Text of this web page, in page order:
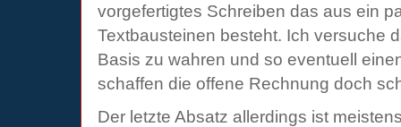
vorgefertigtes Schreiben das aus ein
Textbausteinen besteht. Ich versuche
Basis zu wahren und so eventuell
schaffen die offene Rechnung doch
Der letzte Absatz allerdings ist